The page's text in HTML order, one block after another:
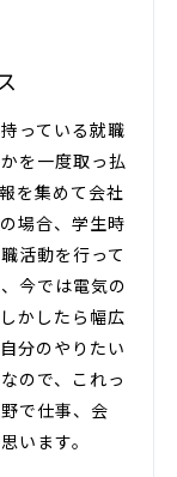
っている就職
を一度取っ払
を集めて会社
場合、学生時
活動を行って
今では電気の
かしたら幅広
分のやりたい
ので、これっ
で仕事、会
います。